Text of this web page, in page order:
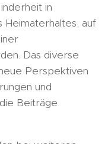
in
auf
Das diverse
Perspektiven
und
Beiträge